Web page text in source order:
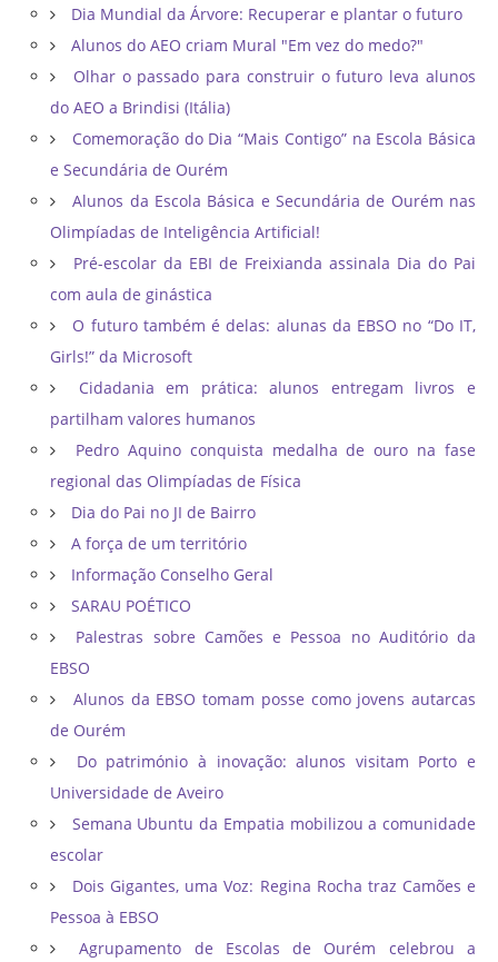
Dia Mundial da Árvore: Recuperar e plantar o futuro
Alunos do AEO criam Mural "Em vez do medo?"
Olhar o passado para construir o futuro leva alunos
do AEO a Brindisi (Itália)
Comemoração do Dia “Mais Contigo” na Escola Básica
e Secundária de Ourém
Alunos da Escola Básica e Secundária de Ourém nas
Olimpíadas de Inteligência Artificial!
Pré-escolar da EBI de Freixianda assinala Dia do Pai
com aula de ginástica
O futuro também é delas: alunas da EBSO no “Do IT,
Girls!” da Microsoft
Cidadania em prática: alunos entregam livros e
partilham valores humanos
Pedro Aquino conquista medalha de ouro na fase
regional das Olimpíadas de Física
Dia do Pai no JI de Bairro
A força de um território
Informação Conselho Geral
SARAU POÉTICO
Palestras sobre Camões e Pessoa no Auditório da
EBSO
Alunos da EBSO tomam posse como jovens autarcas
de Ourém
Do património à inovação: alunos visitam Porto e
Universidade de Aveiro
Semana Ubuntu da Empatia mobilizou a comunidade
escolar
Dois Gigantes, uma Voz: Regina Rocha traz Camões e
Pessoa à EBSO
Agrupamento de Escolas de Ourém celebrou a